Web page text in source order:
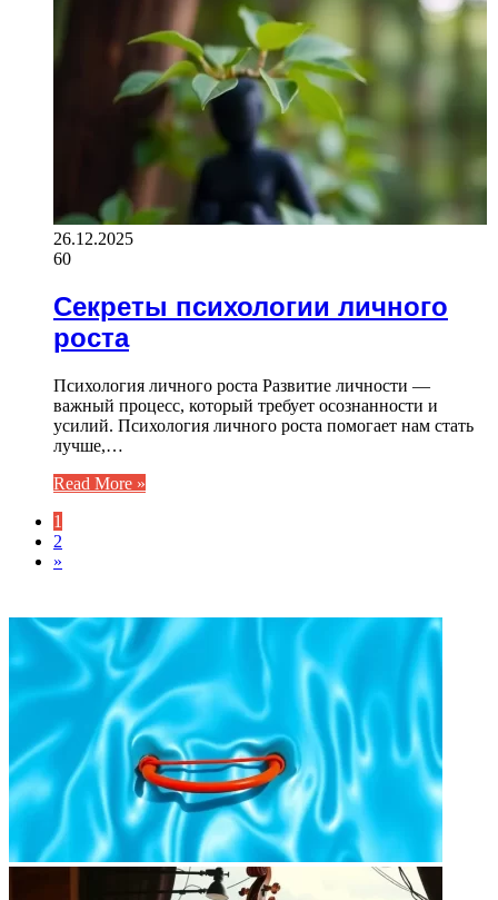
26.12.2025
60
Секреты психологии личного
роста
Психология личного роста Развитие личности —
важный процесс, который требует осознанности и
усилий. Психология личного роста помогает нам стать
лучше,…
Read More »
1
2
»